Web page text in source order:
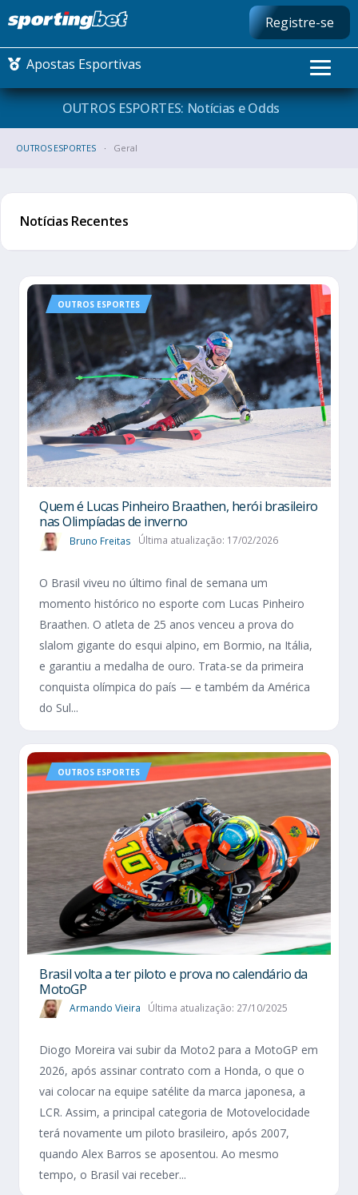
Registre-se
Apostas Esportivas
CONMEBOL LIBERTADORES
FUTEBOL INTERNACIONAL
MAIS ESPORTES
OUTROS ESPORTES: Notícias eOdds
OUTROS ESPORTES Geral
Notícias Recentes
OUTROS ESPORTES
Quem é Lucas Pinheiro Braathen, herói brasileiro
nas Olimpíadas de inverno
Bruno Freitas Última atualização: 17/02/2026
O Brasil viveu no último final de semana um
momento histórico no esporte com Lucas Pinheiro
Braathen. O atleta de 25 anos venceu a prova do
slalom gigante do esqui alpino, em Bormio, na Itália,
e garantiu a medalha de ouro. Trata-se da primeira
conquista olímpica do país — e também da América
do Sul...
OUTROS ESPORTES
Brasil volta a ter piloto e prova no calendário da
MotoGP
Armando Vieira Última atualização: 27/10/2025
Diogo Moreira vai subir da Moto2 para a MotoGP em
2026, após assinar contrato com a Honda, o que o
vai colocar na equipe satélite da marca japonesa, a
LCR. Assim, a principal categoria de Motovelocidade
terá novamente um piloto brasileiro, após 2007,
quando Alex Barros se aposentou. Ao mesmo
tempo, o Brasil vai receber...